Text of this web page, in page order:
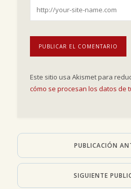
Este sitio usa Akismet para
cómo se procesan los datos de
PUBLICACIÓN
SIGUIENTE